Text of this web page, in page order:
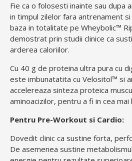
Fie ca o folosesti inainte sau dupa
in timpul zilelor fara antrenament
baza in totalitate pe Wheybolic™
demostrat prin studii clinice ca
arderea caloriilor.
Cu 40 g de proteina ultra pura cu
este imbunatatita cu Velositol™ si
accelereaza sinteza proteica
aminoacizilor, pentru a fi in cea mai
Pentru Pre-Workout si Cardio:
Dovedit clinic ca sustine forta,
De asemenea sustine